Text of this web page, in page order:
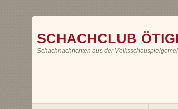
SCHACHCLUB
Schachnachrichten aus der